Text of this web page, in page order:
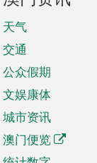
天气
交通
公众假期
文娱康体
城市资讯
澳门便览